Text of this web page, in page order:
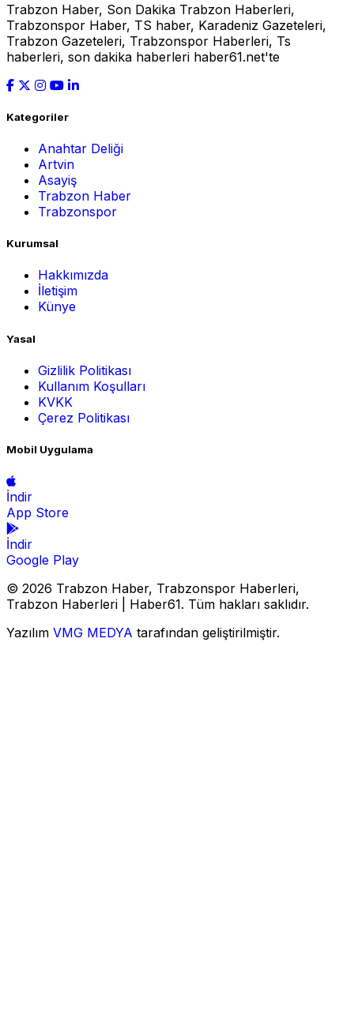
Trabzon Haber, Son Dakika Trabzon Haberleri,
Trabzonspor Haber, TS haber, Karadeniz Gazeteleri,
Trabzon Gazeteleri, Trabzonspor Haberleri, Ts
haberleri, son dakika haberleri haber61.net'te
Kategoriler
Anahtar Deliği
Artvin
Asayiş
Trabzon Haber
Trabzonspor
Kurumsal
Hakkımızda
İletişim
Künye
Yasal
Gizlilik Politikası
Kullanım Koşulları
KVKK
Çerez Politikası
Mobil Uygulama
İndir
App Store
İndir
Google Play
© 2026 Trabzon Haber, Trabzonspor Haberleri,
Trabzon Haberleri | Haber61. Tüm hakları saklıdır.
Yazılım VMG MEDYA tarafından geliştirilmiştir.